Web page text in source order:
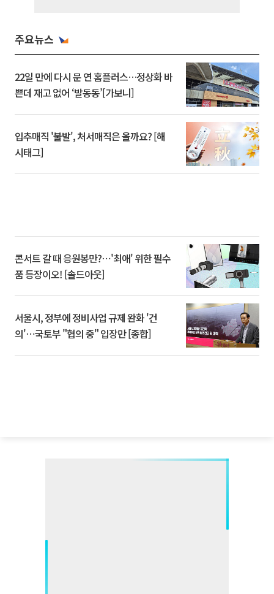
주요뉴스
22일 만에 다시 문 연 홈플러스…정상화 바
쁜데 재고 없어 ‘발동동’[가보니]
입추매직 '불발', 처서매직은 올까요? [해
시태그]
콘서트 갈 때 응원봉만?⋯'최애' 위한 필수
품 등장이오! [솔드아웃]
서울시, 정부에 정비사업 규제 완화 '건
의'⋯국토부 "협의 중" 입장만 [종합]